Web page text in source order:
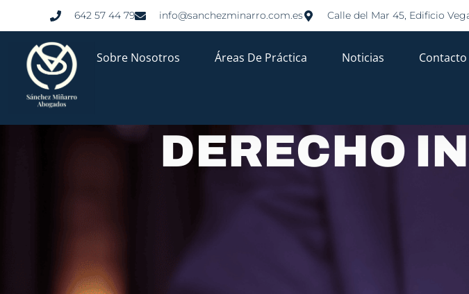
642 57 44 79 info@sanchezminarro.com.es Calle del Mar 45, Edificio
Sobre Nosotros Áreas De Práctica Noticias Contacto
DERECHO